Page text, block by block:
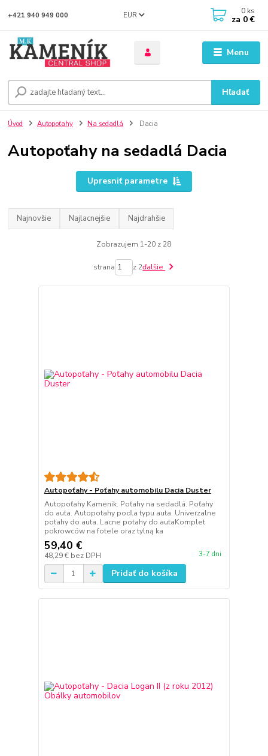
Menu
EUR
Hľadať
+421 940 949 000 0 ks
za 0 €
Úvod Autopoťahy Na sedadlá Dacia
Autopoťahy na sedadlá Dacia
Upresniť parametre
Najnovšie Najlacnejšie Najdrahšie
Zobrazujem 1-20 z 28
strana z 2ďalšie
Autopoťahy - Poťahy automobilu Dacia Duster
Autopoťahy Kamenik. Poťahy na sedadlá. Poťahy
do auta. Autopotahy podla typu auta. Univerzalne
potahy do auta. Lacne potahy do autaKomplet
pokrowców na fotele oraz tylną ka
59,40 €
48,29 € bez DPH 3-7 dni
Pridať do košíka